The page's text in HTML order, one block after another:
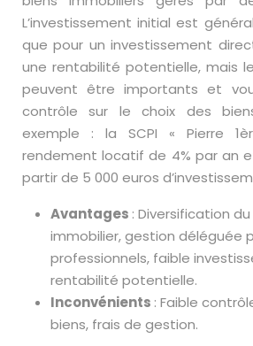
L’investissement initial est
que pour un investissement
une rentabilité potentielle, mais
peuvent être importants et
contrôle sur le choix des
exemple : la SCPI « Pierre
rendement locatif de 4% par an
partir de 5 000 euros
Avantages : Diversification
immobilier, gestion déléguée
professionnels, faible
rentabilité potentielle.
Inconvénients : Faible
biens, frais de gestion.